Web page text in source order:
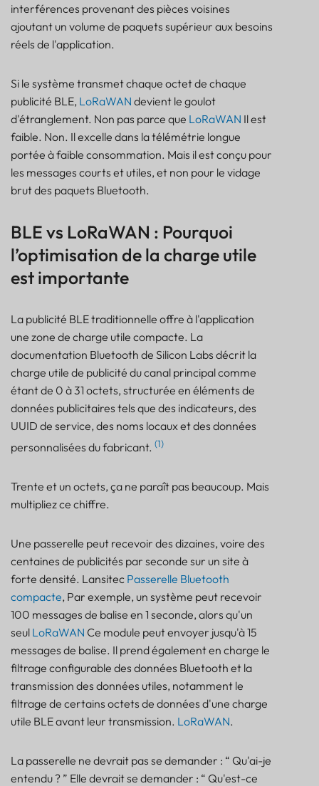
interférences provenant des pièces voisines
ajoutant un volume de paquets supérieur aux besoins
réels de l'application.
Si le système transmet chaque octet de chaque
publicité BLE, LoRaWAN devient le goulot
d'étranglement. Non pas parce que LoRaWAN Il est
faible. Non. Il excelle dans la télémétrie longue
portée à faible consommation. Mais il est conçu pour
les messages courts et utiles, et non pour le vidage
brut des paquets Bluetooth.
BLE vs LoRaWAN : Pourquoi
l’optimisation de la charge utile
est importante
La publicité BLE traditionnelle offre à l'application
une zone de charge utile compacte. La
documentation Bluetooth de Silicon Labs décrit la
charge utile de publicité du canal principal comme
étant de 0 à 31 octets, structurée en éléments de
données publicitaires tels que des indicateurs, des
UUID de service, des noms locaux et des données
personnalisées du fabricant. (1)
Trente et un octets, ça ne paraît pas beaucoup. Mais
multipliez ce chiffre.
Une passerelle peut recevoir des dizaines, voire des
centaines de publicités par seconde sur un site à
forte densité. Lansitec Passerelle Bluetooth
compacte, Par exemple, un système peut recevoir
100 messages de balise en 1 seconde, alors qu'un
seul LoRaWAN Ce module peut envoyer jusqu'à 15
messages de balise. Il prend également en charge le
filtrage configurable des données Bluetooth et la
transmission des données utiles, notamment le
filtrage de certains octets de données d'une charge
utile BLE avant leur transmission. LoRaWAN.
La passerelle ne devrait pas se demander : “ Qu'ai-je
entendu ? ” Elle devrait se demander : “ Qu'est-ce